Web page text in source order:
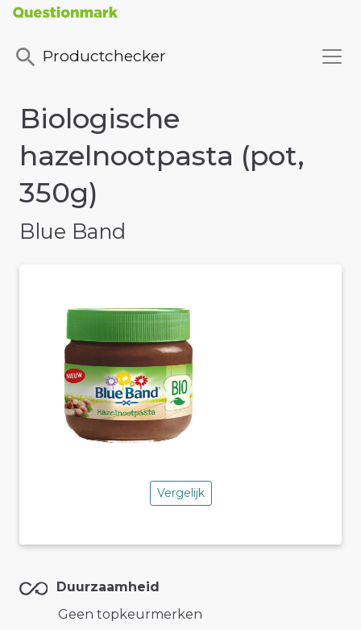
Productchecker
Biologische
hazelnootpasta (pot,
350g)
Blue Band
Vergelijk
Duurzaamheid
Geen topkeurmerken